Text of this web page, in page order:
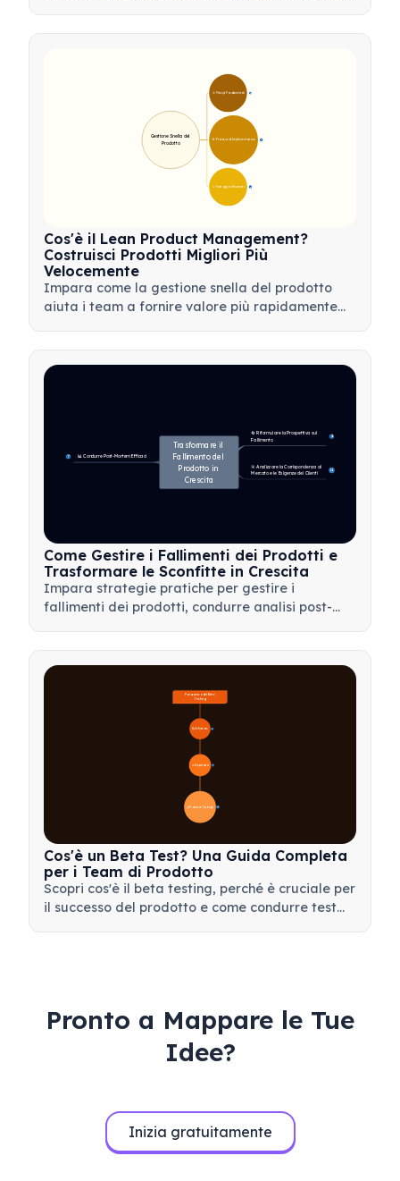
🎯 Principi Fondamentali 9
🛠️ Processo di Implementazione
💡 Vantaggi e Strumenti 17
Gestione Snella del
Prodotto
Cos'è il Lean Product Management?
Costruisci Prodotti Migliori Più
Velocemente
Impara come la gestione snella del prodotto
aiuta i team a fornire valore più rapidamente
più.
🔄 Riformulare la Prospettiva sul
Fallimento
4
📊 Condurre Post-Mortem Efficaci
7
🎯 Analizzare la Corrispondenza al
Mercato e le Esigenze dei Clienti
14
Trasformare il
Fallimento del
Prodotto in
Crescita
Come Gestire i Fallimenti dei Prodotti e
Trasformare le Sconfitte in Crescita
Impara strategie pratiche per gestire i
fallimenti dei prodotti, condurre analisi post-
apprendimento per il tuo team.
🔍 Definizione 4
🎯 Importanza
📋 Processo e Tipologie
Panoramica del Beta
Testing
Cos'è un Beta Test? Una Guida Completa
per i Team di Prodotto
Scopri cos'è il beta testing, perché è cruciale per
il successo del prodotto e come condurre test
Pronto a Mappare le Tue
Idee?
Inizia gratuitamente